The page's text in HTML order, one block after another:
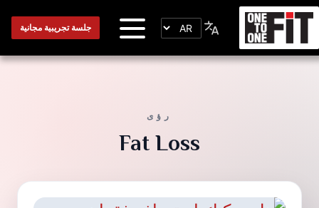
جلسة تجريبية مجانية
رؤى
Fat Loss